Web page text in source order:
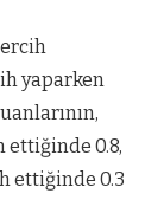
yaparken
ettiğinde 0.8,
ettiğinde 0.3